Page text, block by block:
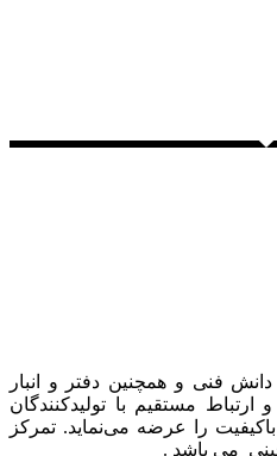
دانش فنی و همچنین دفتر و انبار
مستقیم با تولیدکنندگان
را عرضه می‌نماید. تمرکز
می باشد .